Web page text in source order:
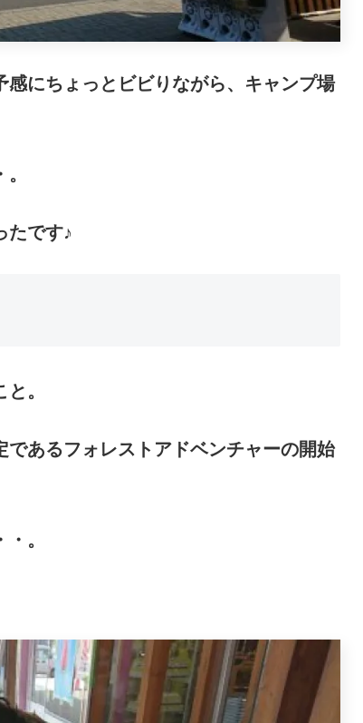
にちょっとビビりながら、キャンプ場
たです♪
。
あるフォレストアドベンチャーの開始
。